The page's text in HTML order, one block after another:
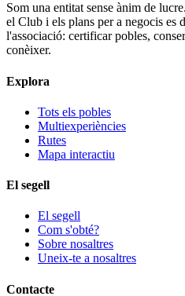
Som una entitat sense ànim de
el Club i els plans per a negocis es
l'associació: certificar pobles,
conèixer.
Explora
Tots els pobles
Multiexperiències
Rutes
Mapa interactiu
El segell
El segell
Com s'obté?
Sobre nosaltres
Uneix-te a nosaltres
Contacte